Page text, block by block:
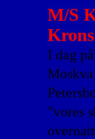
M/S
I dag
"vores